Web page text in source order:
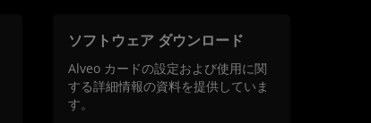
ソフトウェア ダウンロード
Alveo カードの設定および使用に関
する詳細情報の資料を提供していま
す。